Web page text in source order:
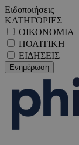
Ειδοποιήσεις
ΚΑΤΗΓΟΡΙΕΣ
ΟΙΚΟΝΟΜΙΑ
ΠΟΛΙΤΙΚΗ
ΕΙΔΗΣΕΙΣ